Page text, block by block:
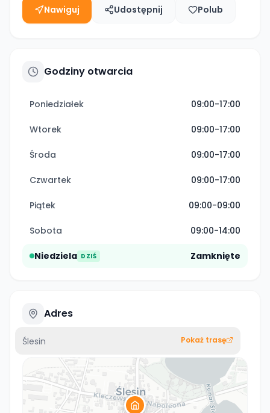
Nawiguj Udostępnij Polub
Godziny otwarcia
Poniedziałek 09:00-17:00
Wtorek 09:00-17:00
Środa 09:00-17:00
Czwartek 09:00-17:00
Piątek 09:00-09:00
Sobota 09:00-14:00
Niedziela DZIŚ Zamknięte
Adres
Ślesin Pokaż trasę